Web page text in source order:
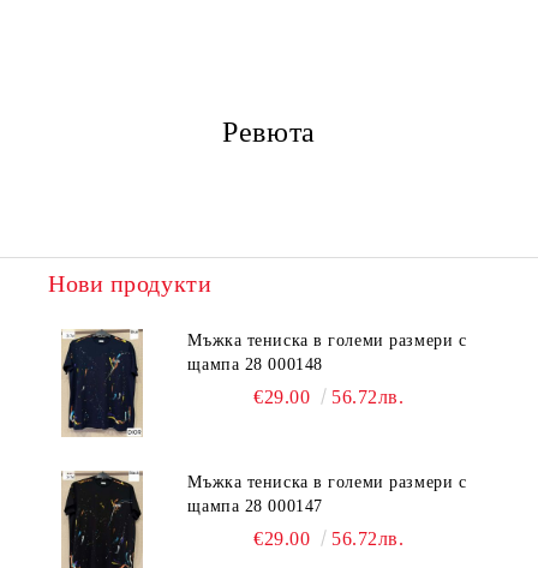
Ревюта
Нови продукти
Мъжка тениска в големи размери с
щампа 28 000148
€29.00 56.72лв.
Мъжка тениска в големи размери с
щампа 28 000147
€29.00 56.72лв.